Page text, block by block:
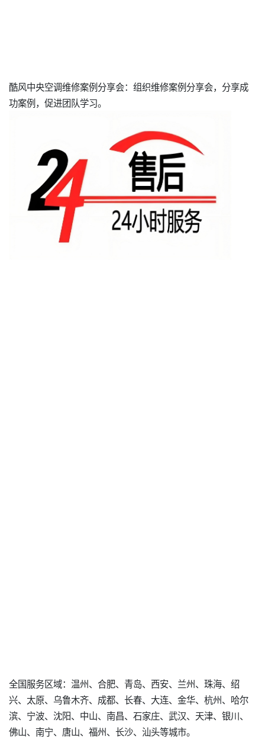
酷风中央空调维修案例分享会：组织维修案例分享会，分享成
功案例，促进团队学习。
全国服务区域：温州、合肥、青岛、西安、兰州、珠海、绍
兴、太原、乌鲁木齐、成都、长春、大连、金华、杭州、哈尔
滨、宁波、沈阳、中山、南昌、石家庄、武汉、天津、银川、
佛山、南宁、唐山、福州、长沙、汕头等城市。